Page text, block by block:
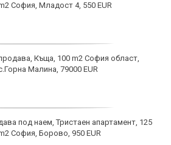
София, Младост 4, 550 EUR
Къща, 100 m2 София област,
Малина, 79000 EUR
под наем, Тристаен апартамент, 125
София, Борово, 950 EUR